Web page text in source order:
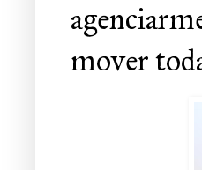
mover